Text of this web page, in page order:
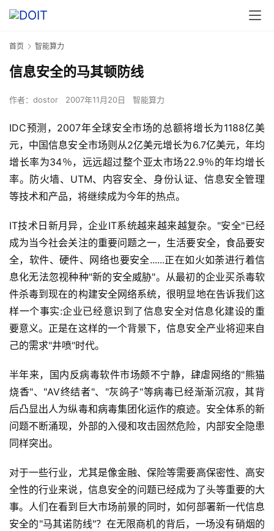
首页 智能算力
信息安全的马其顿防线
作者： dostor 2007年11月20日 智能算力
IDC预测，2007年全球安全市场的总额将增长为1188亿美
元，中国信息安全市场则从2亿美元增长为6.7亿美元，年均
增长率为34％，远远超过整个亚太市场22.9％的年均增长
率。防火墙、UTM、内容安全、身份认证、信息安全管理
等技术和产品，将继续成为今年的热点。
IT技术日新月异，企业IT系统越来越来越复杂。"安全"已经
成为当今社会关注的重要问题之一，生活要安全，食品要安
全，软件、硬件、网络也要安全......正在如火如荼进行着信
息化无法忽视种种"新的安全威胁"。从最初的企业买杀毒软
件杀毒到现在的构建安全网络系统，很明显地在告诉我们这
样一个事实:企业已经意识到了信息安全对信息化建设的重
要意义。正是在这样的一个背景下，信息安全产业将迎来自
己的需求"井喷"时代。
半年来，国内反病毒软件市场颇不宁静，肆虐网络的"熊猫
烧香"、"AV终结者"、"灰鸽子"等病毒已经渐渐沉寂，其背
后凸显出人为纵毒和病毒集团化运作的痕迹。安全体系的新
问题不断涌现，外部的入侵和攻击固然危险，内部安全隐患
同样突出。
对于一些行业，尤其是像金融、保险等需要高保密性、高安
全性的行业来说，信息安全的问题已经成为了头等重要的大
事。人们在看到巨大市场前景的同时，如何部署新一代信息
安全的"马其诺防线"？在无限商机的背后，一场没有硝烟的